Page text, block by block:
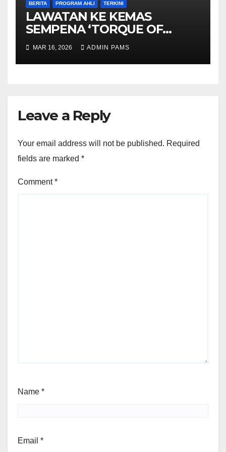
BERITA PROGRAM AHLI TERKINI
LAWATAN KE KEMAS
SEMPENA ‘TORQUE OF
BORNEO’
MAR 16, 2026 ADMIN PAMS
Leave a Reply
Your email address will not be published. Required
fields are marked *
Comment*
Name *
Email *